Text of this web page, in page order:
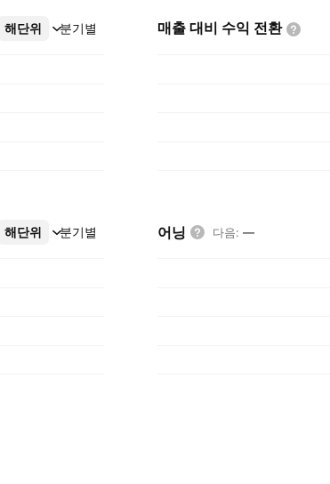
해단위 분기별
더보기 매출 대비 수익 전환
해단위 분기별
더보기 어닝 다음: —